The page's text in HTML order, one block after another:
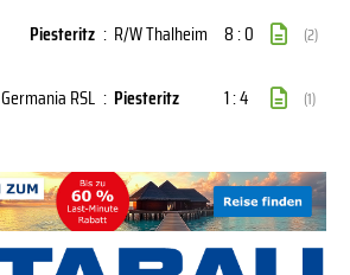
Piesteritz : R/W Thalheim 8 : 0 (2)
Germania RSL : Piesteritz 1 : 4 (1)